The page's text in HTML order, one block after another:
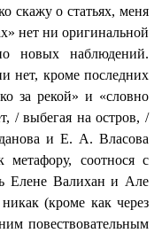
скажу о статьях, меня
нет ни оригинальной
новых наблюдений.
нет, кроме последних
за рекой» и «словно
/ выбегая на остров, /
и Е. А. Власова
соотнося с
Елене Валихан и Але
(кроме как через
повествовательным